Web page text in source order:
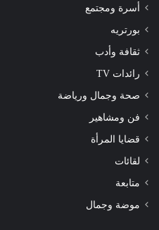
أسرة ومجتمع
بورتريه
ثقافة وأدب
رائدات TV
صحة وجمال ورياضة
فن ومشاهير
قضايا المرأة
لقائات
متابعة
موضة وجمال